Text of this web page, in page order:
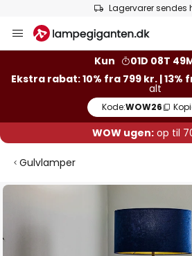
Lagervarer sendes
to
Kun
01D 08T
Ekstra rabat: 10% fra 799 kr. | 13%
alt
Kode:WOW26
WOW ugen:op til
Gulvlamper
Gå
af